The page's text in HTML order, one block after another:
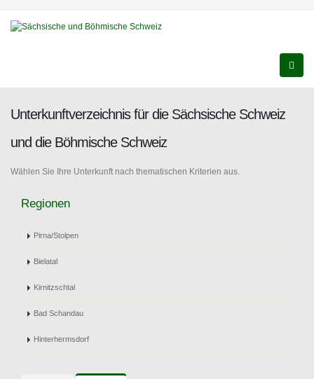
Unterkunftverzeichnis für die Sächsische Schweiz
und die Böhmische Schweiz
Wählen Sie Ihre Unterkunft nach thematischen Kriterien aus.
Regionen
Pirna/Stolpen
Bielatal
Kirnitzschtal
Bad Schandau
Hinterhermsdorf